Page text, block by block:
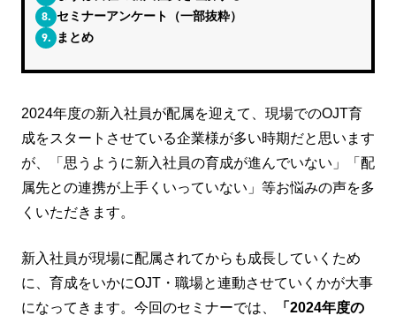
8. セミナーアンケート（一部抜粋）
9. まとめ
2024年度の新入社員が配属を迎えて、現場でのOJT育
成をスタートさせている企業様が多い時期だと思います
が、「思うように新入社員の育成が進んでいない」「配
属先との連携が上手くいっていない」等お悩みの声を多
くいただきます。
新入社員が現場に配属されてからも成長していくため
に、育成をいかにOJT・職場と連動させていくかが大事
になってきます。今回のセミナーでは、
「2024年度の